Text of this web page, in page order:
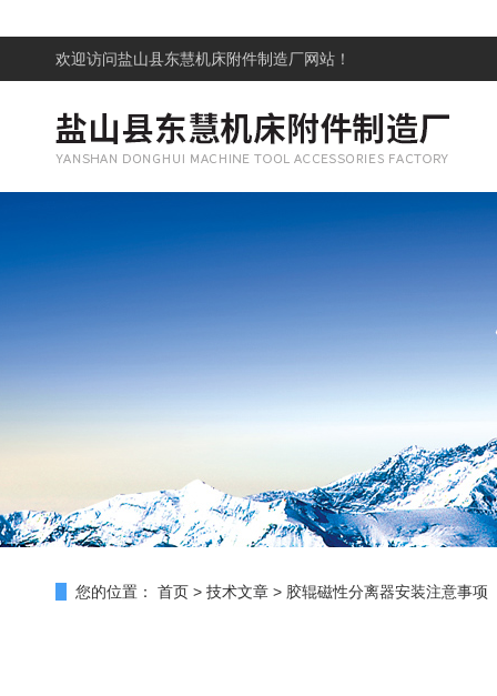
欢迎访问盐山县东慧机床附件制造厂网站！
您的位置： 首页 > 技术文章 > 胶辊磁性分离器安装注意事项